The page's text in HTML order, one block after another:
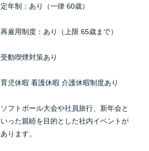
定年制：あり（一律 60歳）
再雇用制度：あり（上限 65歳まで）
受動喫煙対策あり
育児休暇 看護休暇 介護休暇制度あり
ソフトボール大会や社員旅行、新年会と
いった親睦を目的とした社内イベントが
あります。